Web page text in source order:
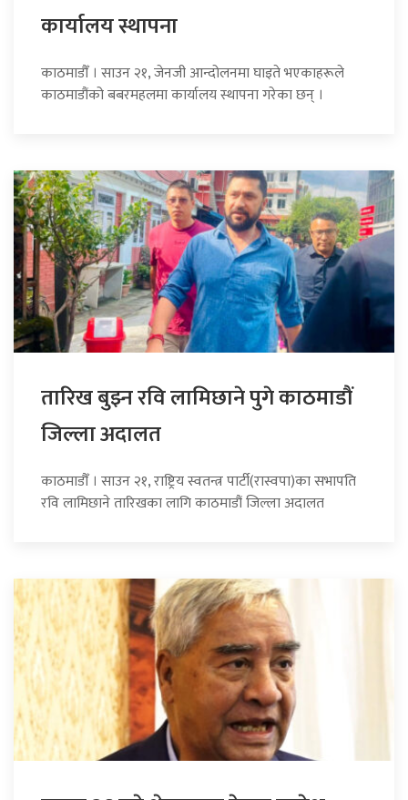
कार्यालय स्थापना
काठमाडौँ । साउन २१, जेनजी आन्दोलनमा घाइते भएकाहरूले
काठमाडौंको बबरमहलमा कार्यालय स्थापना गरेका छन् ।
तारिख बुझ्न रवि लामिछाने पुगे काठमाडौं
जिल्ला अदालत
काठमाडौँ । साउन २१, राष्ट्रिय स्वतन्त्र पार्टी(रास्वपा)का सभापति
रवि लामिछाने तारिखका लागि काठमाडौं जिल्ला अदालत